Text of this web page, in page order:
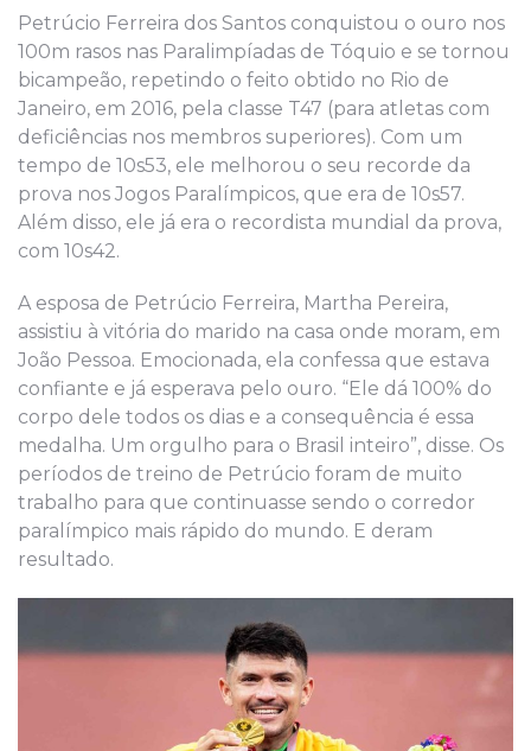
Petrúcio Ferreira dos Santos conquistou o ouro nos
100m rasos nas Paralimpíadas de Tóquio e se tornou
bicampeão, repetindo o feito obtido no Rio de
Janeiro, em 2016, pela classe T47 (para atletas com
deficiências nos membros superiores). Com um
tempo de 10s53, ele melhorou o seu recorde da
prova nos Jogos Paralímpicos, que era de 10s57.
Além disso, ele já era o recordista mundial da prova,
com 10s42.
A esposa de Petrúcio Ferreira, Martha Pereira,
assistiu à vitória do marido na casa onde moram, em
João Pessoa. Emocionada, ela confessa que estava
confiante e já esperava pelo ouro. “Ele dá 100% do
corpo dele todos os dias e a consequência é essa
medalha. Um orgulho para o Brasil inteiro”, disse. Os
períodos de treino de Petrúcio foram de muito
trabalho para que continuasse sendo o corredor
paralímpico mais rápido do mundo. E deram
resultado.